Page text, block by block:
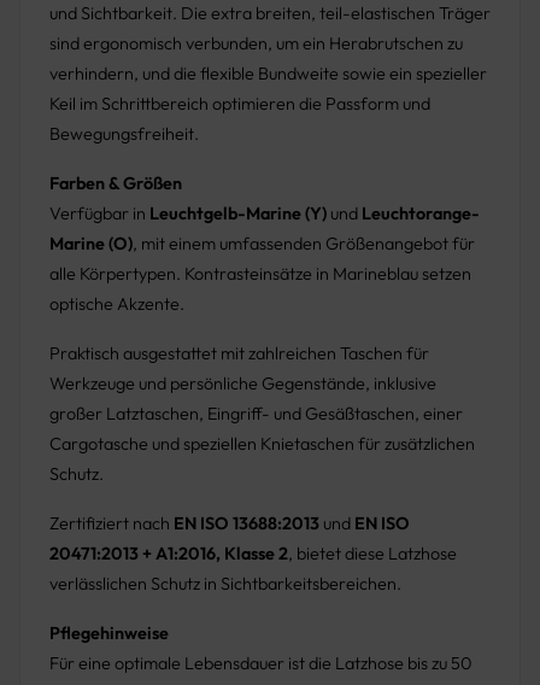
und Sichtbarkeit. Die extra breiten, teil-elastischen Träger
sind ergonomisch verbunden, um ein Herabrutschen zu
verhindern, und die flexible Bundweite sowie ein spezieller
Keil im Schrittbereich optimieren die Passform und
Bewegungsfreiheit.
Farben & Größen
Verfügbar in Leuchtgelb-Marine (Y) und Leuchtorange-
Marine (O), mit einem umfassenden Größenangebot für
alle Körpertypen. Kontrasteinsätze in Marineblau setzen
optische Akzente.
Praktisch ausgestattet mit zahlreichen Taschen für
Werkzeuge und persönliche Gegenstände, inklusive
großer Latztaschen, Eingriff- und Gesäßtaschen, einer
Cargotasche und speziellen Knietaschen für zusätzlichen
Schutz.
Zertifiziert nach EN ISO 13688:2013 und EN ISO
20471:2013 + A1:2016, Klasse 2, bietet diese Latzhose
verlässlichen Schutz in Sichtbarkeitsbereichen.
Pflegehinweise
Für eine optimale Lebensdauer ist die Latzhose bis zu 50